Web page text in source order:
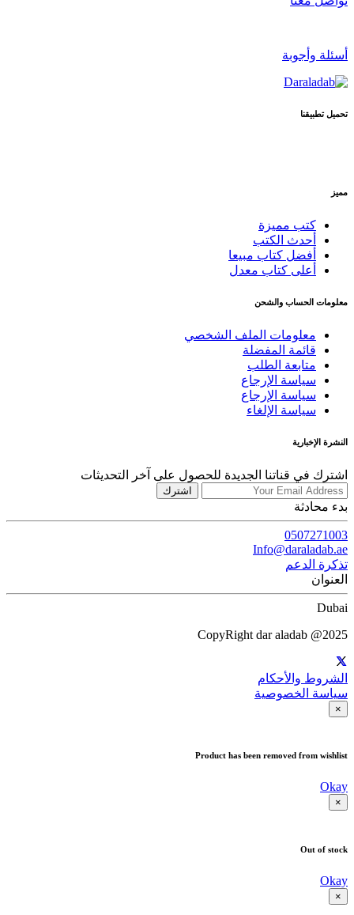
أسئلة وأجوبة
تحميل تطبيقنا
مميز
كتب مميزة
أحدث الكتب
أفضل كتاب مبيعا
أعلى كتاب معدل
معلومات الحساب والشحن
معلومات الملف الشخصي
قائمة المفضلة
متابعة الطلب
سياسة الإرجاع
سياسة الإرجاع
سياسة الإلغاء
النشرة الإخبارية
اشترك في قناتنا الجديدة للحصول على آخر التحديثات
اشترك
بدء محادثة
0507271003
Info@daraladab.ae
تذكرة الدعم
العنوان
Dubai
CopyRight dar aladab @2025
الشروط والأحكام
سياسة الخصوصية
×
Product has been removed from wishlist
Okay
×
Out of stock
Okay
×